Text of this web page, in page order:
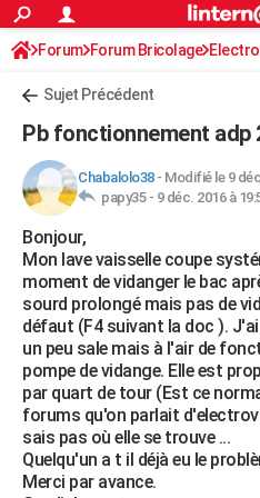
ACTUALITÉS
Politique
Société
Faits Divers
Education
Monde
Villes
+
FINANCE
Retraite
Impôts
Epargne
Immobilier
Risques naturels par ville
Banque
Assurance
Crédit
AUTO
Essais
Réserver un essai
Citadines
Berlines
SUV
Forum auto
+HIGH-TECH
Mobiles
Meilleur smartphone
Internet
Ordinateurs
Jeux vidéo
Guide high-tech
+BRICOLAGE
Forum
Aménagement intérieur
Extérieur
Cuisine
Salle de bains
Jardinage
Rangement
WEEK-END
Guides de France
Escapades
Patrimoine
Expositions
Musées
Week-end nature
+LIFESTYLE
Art de vivre
Bien-être
Loisirs
Mode
Modes de vie
SANTE
Alimentation
Guide de la santé
Maladies
Médicaments
Sommeil
VOYAGE
Forum Forum Bricolage
Sujet Précédent
Pb fonctionnement adp
Chabalolo38- Modifié le 9
papy35 - 9 déc. 2016 à
Bonjour,
Mon lave vaisselle coupe
moment de vidanger le bac
sourd prolongé mais pas de
défaut (F4 suivant la doc ).
un peu sale mais à l'air de
pompe de vidange. Elle est
par quart de tour (Est ce
forums qu'on parlait
sais pas où elle se trouve ...
Quelqu'un a t il déjà eu le
Merci par avance.